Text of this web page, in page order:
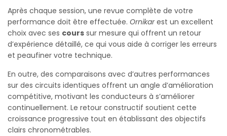
Après chaque session, une revue complète de votre
performance doit être effectuée. Ornikarest un excellent
choix avec ses cours sur mesure qui offrent un retour
d’expérience détaillé, ce qui vous aide à corriger les erreurs
et peaufiner votre technique.
En outre, des comparaisons avec d’autres performances
sur des circuits identiques offrent un angle d’amélioration
compétitive, motivant les conducteurs à s’améliorer
continuellement. Le retour constructif soutient cette
croissance progressive tout en établissant des objectifs
clairs chronométrables.